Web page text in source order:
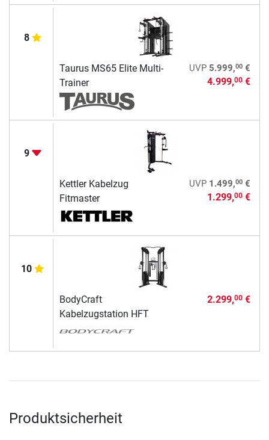
8
Taurus MS65 Elite Multi-
Trainer
UVP 5.999,00€
4.999,00€
9
Kettler Kabelzug
Fitmaster
UVP 1.499,00€
1.299,00€
10
BodyCraft
Kabelzugstation HFT
2.299,00€
Produktsicherheit